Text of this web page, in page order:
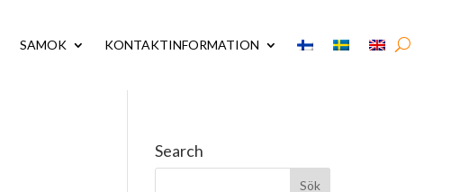
SAMOK KONTAKTINFORMATION
Search